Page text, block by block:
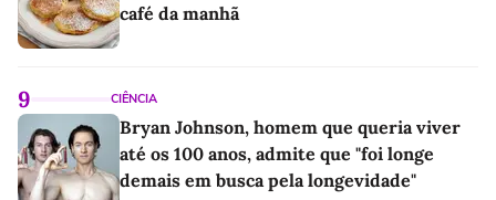
café da manhã
9 CIÊNCIA
Bryan Johnson, homem que queria viver
até os 100 anos, admite que "foi longe
demais em busca pela longevidade"